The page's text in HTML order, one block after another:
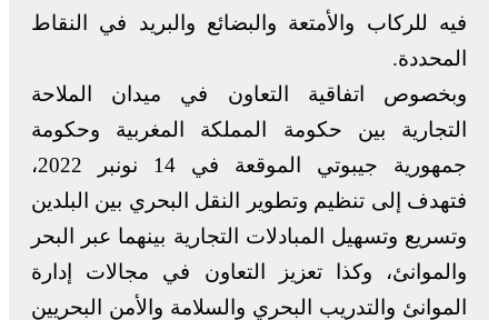
فيه للركاب والأمتعة والبضائع والبريد في النقاط
المحددة.
وبخصوص اتفاقية التعاون في ميدان الملاحة
التجارية بين حكومة المملكة المغربية وحكومة
جمهورية جيبوتي الموقعة في 14 نونبر 2022،
فتهدف إلى تنظيم وتطوير النقل البحري بين البلدين
وتسريع وتسهيل المبادلات التجارية بينهما عبر البحر
والموانئ، وكذا تعزيز التعاون في مجالات إدارة
الموانئ والتدريب البحري والسلامة والأمن البحريين